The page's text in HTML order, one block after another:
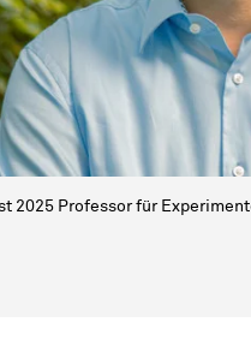
2025 Professor für